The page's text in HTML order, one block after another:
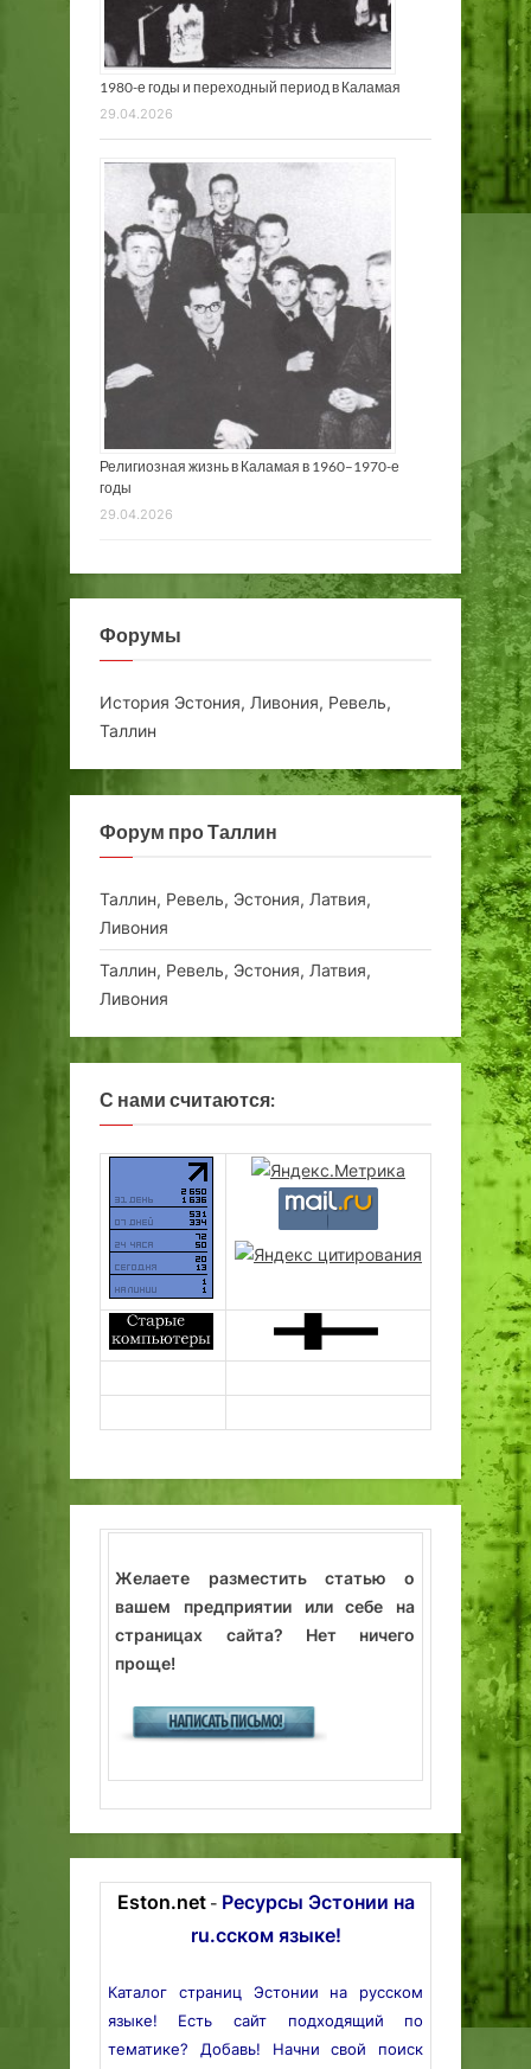
1980-е годы и переходный период в Каламая
29.04.2026
Религиозная жизнь в Каламая в 1960–1970-е
годы
29.04.2026
Форумы
История Эстония, Ливония, Ревель,
Таллин
Форум про Таллин
Таллин, Ревель, Эстония, Латвия,
Ливония
Таллин, Ревель, Эстония, Латвия,
Ливония
С нами считаются:
Желаете разместить статью о
вашем предприятии или себе на
страницах сайта? Нет ничего
проще!
Eston.net- Ресурсы Эстонии на
ru.сском языке!
Каталог страниц Эстонии на русском
языке! Есть сайт подходящий по
тематике? Добавь! Начни свой поиск